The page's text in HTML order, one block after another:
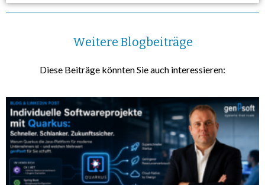
Weitere Blogbeiträge
Diese Beiträge könnten Sie auch interessieren: